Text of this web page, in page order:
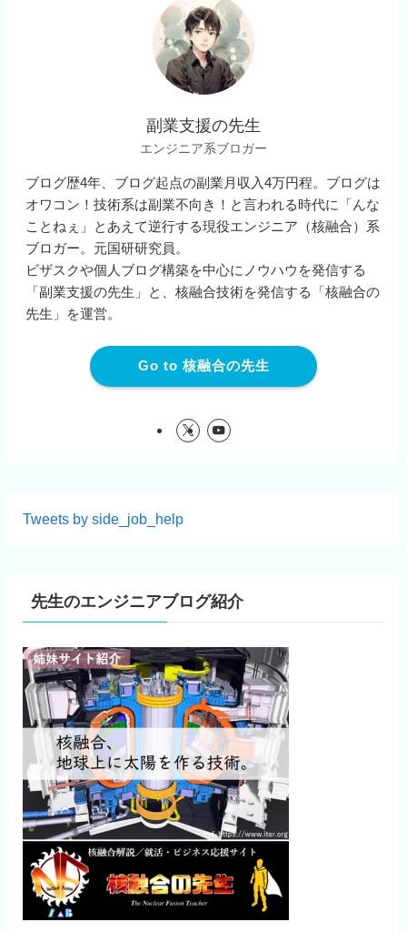
副業支援の先生
エンジニア系ブロガー
ブログ歴4年、ブログ起点の副業月収入4万円程。ブログは
オワコン！技術系は副業不向き！と言われる時代に「んな
ことねぇ」とあえて逆行する現役エンジニア（核融合）系
ブロガー。元国研研究員。
ビザスクや個人ブログ構築を中心にノウハウを発信する
「副業支援の先生」と、核融合技術を発信する「核融合の
先生」を運営。
Go to 核融合の先生
Tweets by side_job_help
先生のエンジニアブログ紹介